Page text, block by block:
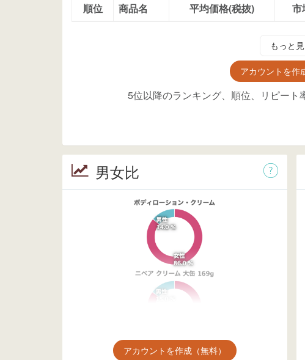
順位 商品名 平均価格(税抜) 市
もっと
アカウントを作
5位以降のランキング、順位、リピー
男女比
アカウントを作成（無料）